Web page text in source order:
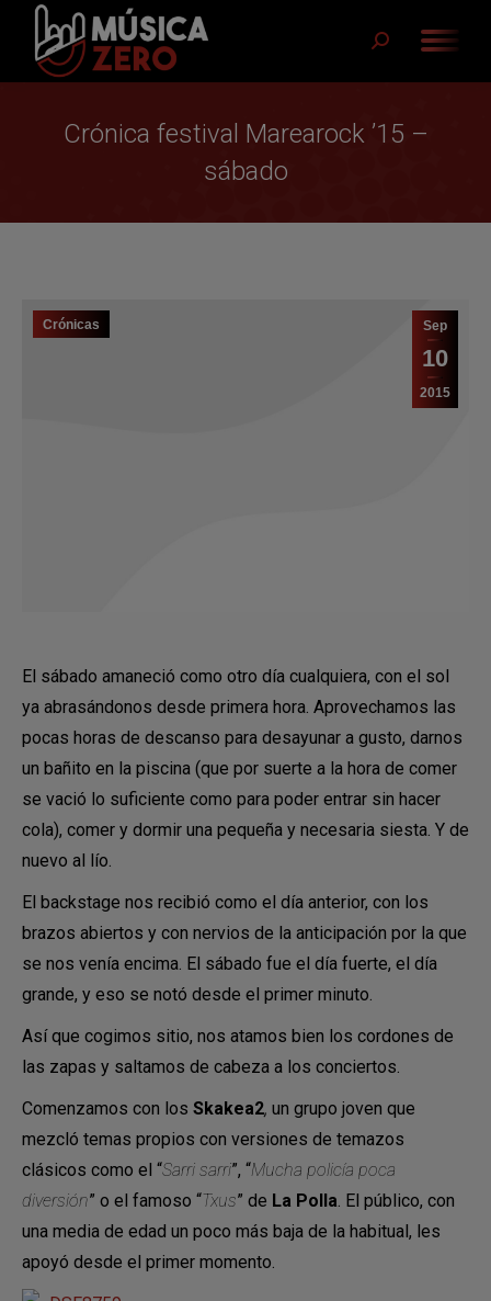
Buscar:
Crónica festival Marearock ’15 –
sábado
Sep
10
2015
Crónicas
El sábado amaneció como otro día cualquiera, con el sol
ya abrasándonos desde primera hora. Aprovechamos las
pocas horas de descanso para desayunar a gusto, darnos
un bañito en la piscina (que por suerte a la hora de comer
se vació lo suficiente como para poder entrar sin hacer
cola), comer y dormir una pequeña y necesaria siesta. Y de
nuevo al lío.
El backstage nos recibió como el día anterior, con los
brazos abiertos y con nervios de la anticipación por la que
se nos venía encima. El sábado fue el día fuerte, el día
grande, y eso se notó desde el primer minuto.
Así que cogimos sitio, nos atamos bien los cordones de
las zapas y saltamos de cabeza a los conciertos.
Comenzamos con los Skakea2, un grupo joven que
mezcló temas propios con versiones de temazos
clásicos como el “Sarri sarri”, “Mucha policía poca
diversión” o el famoso “Txus” de La Polla. El público, con
una media de edad un poco más baja de la habitual, les
apoyó desde el primer momento.